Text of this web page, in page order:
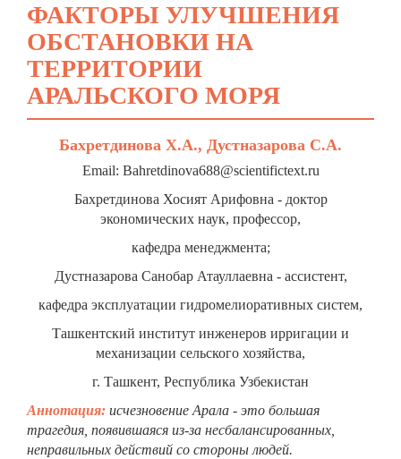
ФАКТОРЫ УЛУЧШЕНИЯ
ОБСТАНОВКИ НА
ТЕРРИТОРИИ
АРАЛЬСКОГО МОРЯ
Бахретдинова Х.А., Дустназарова С.А.
Email: Bahretdinova688@scientifictext.ru
Бахретдинова Хосият Арифовна - доктор
экономических наук, профессор,
кафедра менеджмента;
Дустназарова Санобар Атауллаевна - ассистент,
кафедра эксплуатации гидромелиоративных систем,
Ташкентский институт инженеров ирригации и
механизации сельского хозяйства,
г. Ташкент, Республика Узбекистан
Аннотация: исчезновение Арала - это большая
трагедия, появившаяся из-за несбалансированных,
неправильных действий со стороны людей.